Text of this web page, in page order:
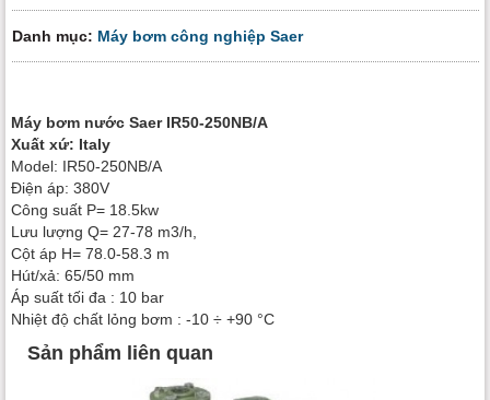
Danh mục: Máy bơm công nghiệp Saer
Máy bơm nước Saer IR50-250NB/A
Xuất xứ: Italy
Model: IR50-250NB/A
Điện áp: 380V
Công suất P= 18.5kw
Lưu lượng Q= 27-78 m3/h,
Cột áp H= 78.0-58.3 m
Hút/xả: 65/50 mm
Áp suất tối đa : 10 bar
Nhiệt độ chất lỏng bơm : -10 ÷ +90 °C
Sản phẩm liên quan